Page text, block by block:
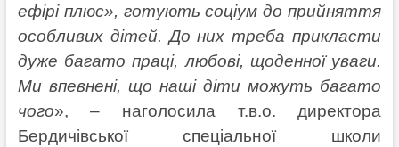
ефірі плюс», готують соціум до прийняття
особливих дітей. До них треба прикласти
дуже багато праці, любові, щоденної уваги.
Ми впевнені, що наші діти можуть багато
чого», – наголосила т.в.о. директора
Бердичівської спеціальної школи